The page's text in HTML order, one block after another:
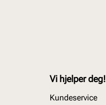
Vi hjelper deg!
Kundeservice